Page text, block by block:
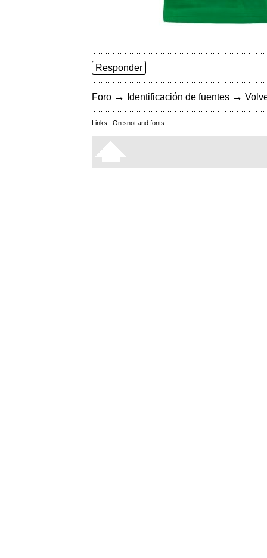
Responder
Foro → Identificación de fuentes →
Links: On snot and fonts